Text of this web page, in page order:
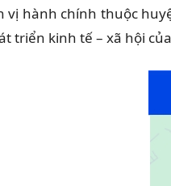
vị hành chính thuộc
triển kinh tế – xã hội